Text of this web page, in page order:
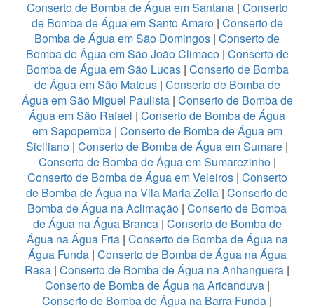
Conserto de Bomba de Água em Santana| Conserto
de Bomba de Água em Santo Amaro| Conserto de
Bomba de Água em São Domingos | Conserto de
Bomba de Água em São João Climaco| Conserto de
Bomba de Água em São Lucas| Conserto de Bomba
de Água em São Mateus | Conserto de Bomba de
Água em São Miguel Paulista| Conserto de Bomba de
Água em São Rafael | Conserto de Bomba de Água
em Sapopemba | Conserto de Bomba de Água em
Siciliano | Conserto de Bomba de Água em Sumare |
Conserto de Bomba de Água em Sumarezinho|
Conserto de Bomba de Água em Veleiros| Conserto
de Bomba de Água na Vila Maria Zelia | Conserto de
Bomba de Água na Aclimação | Conserto de Bomba
de Água na Água Branca| Conserto de Bomba de
Água na Água Fria| Conserto de Bomba de Água na
Água Funda| Conserto de Bomba de Água na Água
Rasa | Conserto de Bomba de Água na Anhanguera |
Conserto de Bomba de Água na Aricanduva|
Conserto de Bomba de Água na Barra Funda |